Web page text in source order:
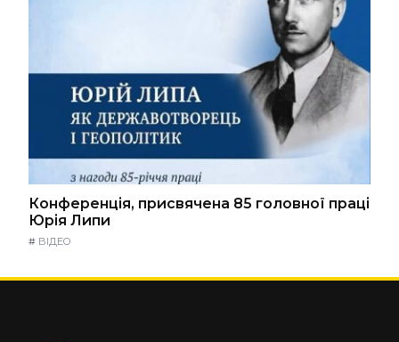
Конференція, присвячена 85 головної праці
Юрія Липи
# ВІДЕО